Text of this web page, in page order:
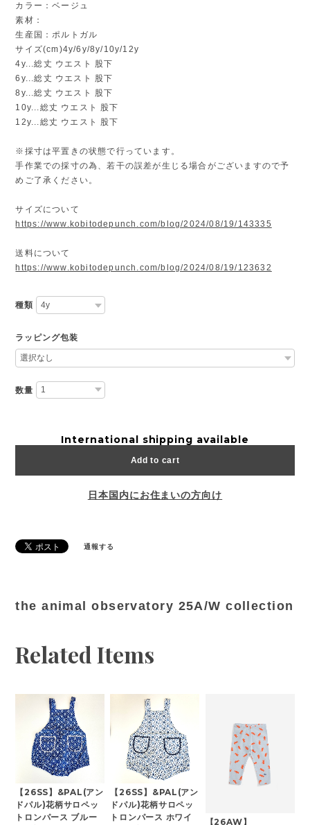
カラー：ベージュ
素材：
生産国：ポルトガル
サイズ(cm)4y/6y/8y/10y/12y
4y...総丈 ウエスト 股下
6y...総丈 ウエスト 股下
8y...総丈 ウエスト 股下
10y...総丈 ウエスト 股下
12y...総丈 ウエスト 股下
※採寸は平置きの状態で行っています。
手作業での採寸の為、若干の誤差が生じる場合がございますので予
めご了承ください。
サイズについて
https://www.kobitodepunch.com/blog/2024/08/19/143335
送料について
https://www.kobitodepunch.com/blog/2024/08/19/123632
種類
ラッピング包装
数量
International shipping available
Add to cart
日本国内にお住まいの方向け
通報する
the animal observatory 25A/W collection
Related Items
【26SS】&PAL(アン
ドパル)花柄サロペッ
トロンパース ブルー
【26SS】&PAL(アン
ドパル)花柄サロペッ
トロンパース ホワイ
【26AW】